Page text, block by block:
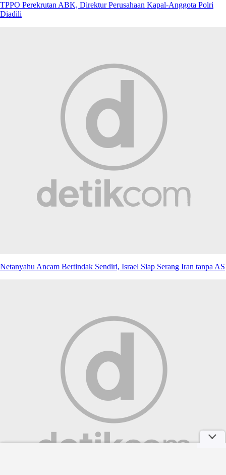
TPPO Perekrutan ABK, Direktur Perusahaan Kapal-Anggota Polri
Diadili
Netanyahu Ancam Bertindak Sendiri, Israel Siap Serang Iran tanpa AS